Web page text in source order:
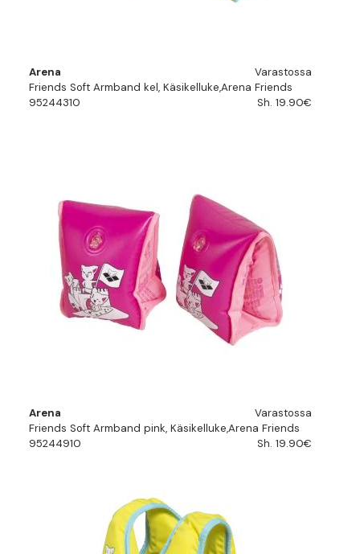
Arena
Varastossa
Friends Soft Armband kel, Käsikelluke,Arena Friends
95244310
Sh. 19.90€
Arena
Varastossa
Friends Soft Armband pink, Käsikelluke,Arena Friends
95244910
Sh. 19.90€